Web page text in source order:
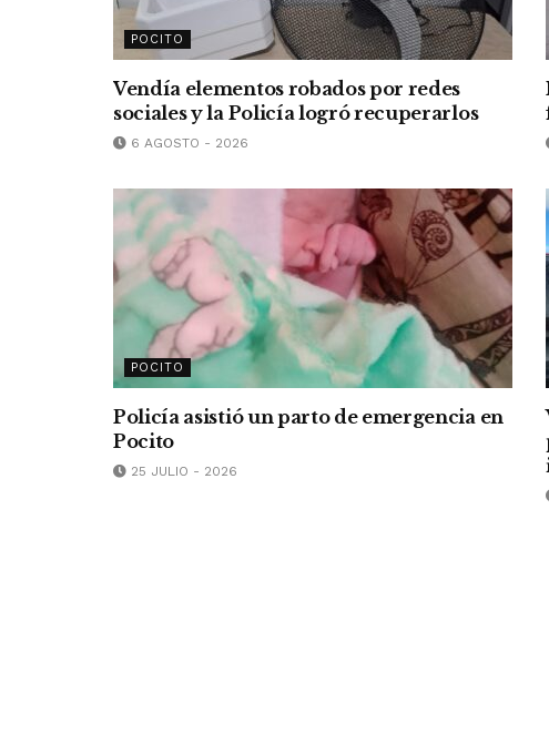
POCITO
Vendía elementos robados por redes
sociales y la Policía logró recuperarlos
6 AGOSTO - 2026
POCITO
Policía asistió un parto de emergencia en
Pocito
25 JULIO - 2026